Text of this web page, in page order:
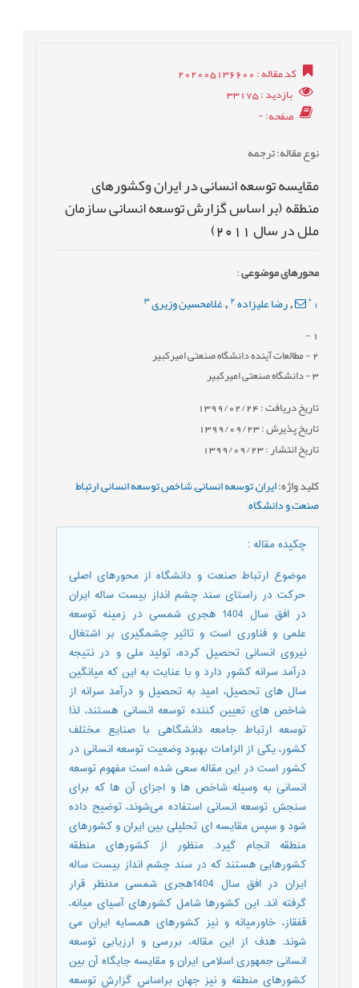
کد مقاله: 202005136600
بازدید: 33175
صفحه: -
نوع مقاله: ترجمه
مقایسه توسعه انسانی در ایران وکشورهای
منطقه (بر اساس گزارش توسعه انسانی سازمان
ملل در سال 2011)
محورهای موضوعی:
*
,رضا علیزاده2
, غلامحسین وزیری 3
-
2- مطالعات آينده دانشگاه صنعتی امیرکبیر
3- دانشگاه صنعتی امیرکبیر
تاریخ دریافت : 1399/02/24
تاریخ پذیرش : 1399/09/23
تاریخ انتشار : 1399/09/23
کلید واژه:ایران,توسعه انسانی,شاخص توسعه انسانی,ارتباط
صنعت و دانشگاه,
چکیده مقاله:
موضوع ارتباط صنعت و دانشگاه از محورهای اصلی
حرکت در راستای سند چشم انداز بیست ساله ایران
در افق سال 1404 هجری شمسی در زمینه توسعه
علمی و فناوری است و تاثیر چشمگیری بر اشتغال
نیروی انسانی تحصیل کرده، تولید ملی و در نتیجه
درآمد سرانه کشور دارد و با عنایت به این که میانگین
سال های تحصیل، امید به تحصیل و درآمد سرانه از
شاخص های تعیین کننده توسعه انسانی هستند، لذا
توسعه ارتباط جامعه دانشگاهی با صنایع مختلف
کشور، یکی از الزامات بهبود وضعیت توسعه انسانی در
کشور است در این مقاله سعی شده است مفهوم توسعه
انسانی به وسیله شاخص ها و اجزای آن ها که برای
سنجش توسعه انسانی استفاده می‌شوند، توضیح داده
شود و سپس مقایسه ای تحلیلی بین ایران و کشورهای
منطقه انجام گیرد. منظور از کشورهای منطقه
کشورهایی هستند که در سند چشم انداز بیست ساله
ایران در افق سال 1404هجری شمسی مدنظر قرار
گرفته اند. این کشورها شامل کشورهای آسیای میانه،
قفقاز، خاورمیانه و نیز کشورهای همسایه ایران می
شوند. هدف از این مقاله، بررسی و ارزیابی توسعه
انسانی جمهوری اسلامی ایران و مقایسه جایگاه آن بین
کشورهای منطقه و نیز جهان براساس گزارش توسعه